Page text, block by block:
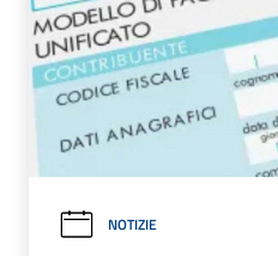
NOTIZIE